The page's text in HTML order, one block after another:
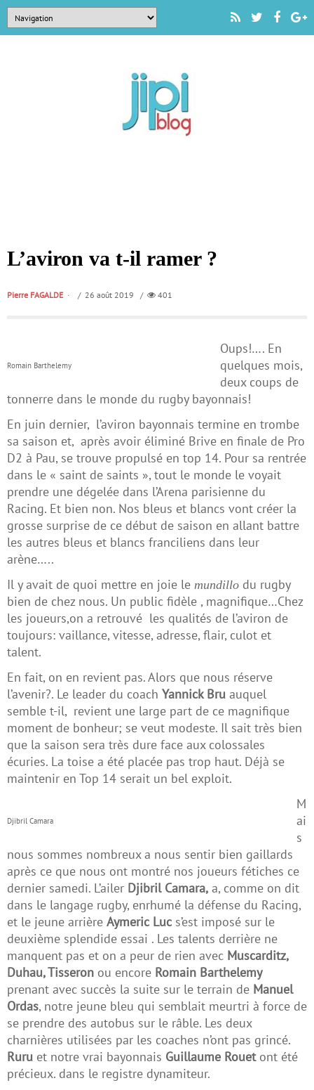
L’aviron va t-il ramer ?
Pierre FAGALDE / 26 août 2019 / 401
Romain Barthelemy
Oups!…. En
quelques mois,
deux coups de
tonnerre dans le monde du rugby bayonnais!
En juin dernier, l’aviron bayonnais termine en trombe
sa saison et, après avoir éliminé Brive en finale de Pro
D2 à Pau, se trouve propulsé en top 14. Pour sa rentrée
dans le « saint de saints », tout le monde le voyait
prendre une dégelée dans l’Arena parisienne du
Racing. Et bien non. Nos bleus et blancs vont créer la
grosse surprise de ce début de saison en allant battre
les autres bleus et blancs franciliens dans leur
arène…..
Il y avait de quoi mettre en joie le mundillo du rugby
bien de chez nous. Un public fidèle , magnifique…Chez
les joueurs,on a retrouvé les qualités de l’aviron de
toujours: vaillance, vitesse, adresse, flair, culot et
talent.
En fait, on en revient pas. Alors que nous réserve
l’avenir?. Le leader du coach Yannick Bru auquel
semble t-il, revient une large part de ce magnifique
moment de bonheur; se veut modeste. Il sait très bien
que la saison sera très dure face aux colossales
écuries. La toise a été placée pas trop haut. Déjà se
maintenir en Top 14 serait un bel exploit.
Djibril Camara
M
ai
s
nous sommes nombreux a nous sentir bien gaillards
après ce que nous ont montré nos joueurs fétiches ce
dernier samedi. L’ailer Djibril Camara, a, comme on dit
dans le langage rugby, enrhumé la défense du Racing,
et le jeune arrière Aymeric Lucs’est imposé sur le
deuxième splendide essai . Les talents derrière ne
manquent pas et on a peur de rien avec Muscarditz,
Duhau, Tisseron ou encore Romain Barthelemy
prenant avec succès la suite sur le terrain de Manuel
Ordas, notre jeune bleu qui semblait meurtri à force de
se prendre des autobus sur le râble. Les deux
charnières utilisées par les coaches n’ont pas grincé.
Ruru et notre vrai bayonnais Guillaume Rouetont été
précieux. dans le registre dynamiteur.